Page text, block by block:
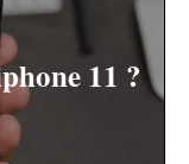
11 ?